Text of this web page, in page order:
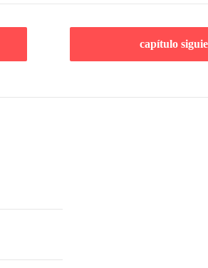
capítulo